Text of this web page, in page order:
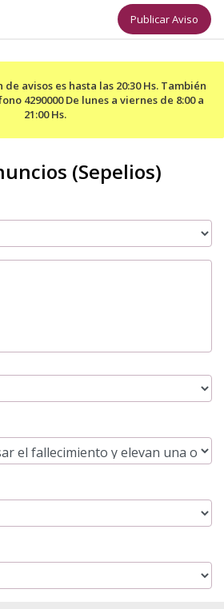
Publicar Aviso
avisos es hasta las 20:30 Hs. También
4290000 De lunes a viernes de 8:00 a
21:00 Hs.